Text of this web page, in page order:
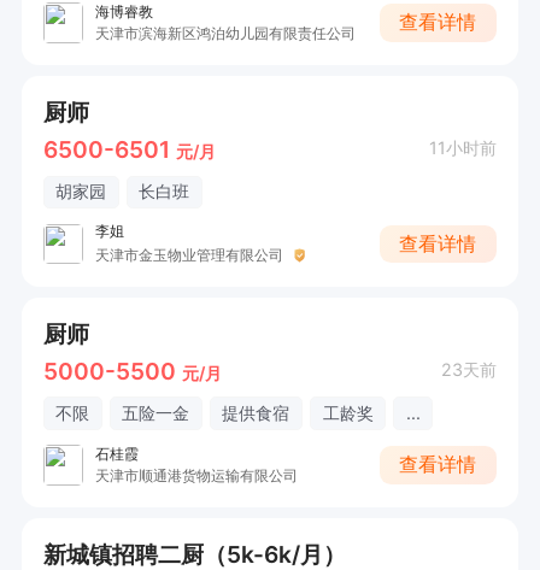
海博睿教
天津市滨海新区鸿泊幼儿园有限责任公司
查看详情
厨师
6500-6501 元/月 11小时前
胡家园 长白班
李姐
天津市金玉物业管理有限公司
查看详情
厨师
5000-5500 元/月 23天前
不限 五险一金 提供食宿 工龄奖 ...
石桂霞
天津市顺通港货物运输有限公司
查看详情
新城镇招聘二厨（5k-6k/月）